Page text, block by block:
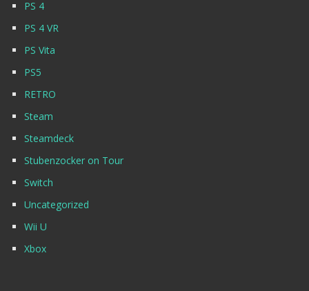
PS 4
PS 4 VR
PS Vita
PS5
RETRO
Steam
Steamdeck
Stubenzocker on Tour
Switch
Uncategorized
Wii U
Xbox